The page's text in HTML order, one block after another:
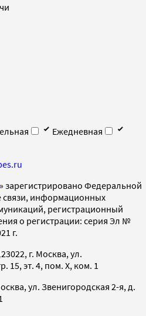
Ежедневная
» зарегистрировано Федеральной
связи, информационных
регистрационный
о регистрации: серия Эл №
г.
г. Москва, ул.
15, эт. 4, пом. X, ком. 1
ул. Звенигородская 2-я, д.